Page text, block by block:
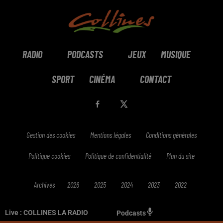
Live : COLLINES LA RADIO Podcasts
RADIO PODCASTS JEUX MUSIQUE
SPORT CINÉMA CONTACT
Gestion des cookies Mentions légales Conditions générales
Politique cookies Politique de confidentialité Plan du site
Archives 2026 2025 2024 2023 2022